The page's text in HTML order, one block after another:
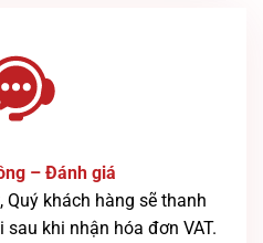
– Đánh giá
khách hàng sẽ thanh
khi nhận hóa đơn VAT.